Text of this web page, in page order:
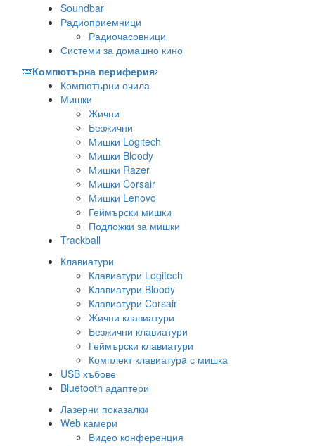
Soundbar
Радиоприемници
Радиочасовници
Системи за домашно кино
Компютърна периферия
Компютърни очила
Мишки
Жични
Безжични
Мишки Logitech
Мишки Bloody
Мишки Razer
Мишки Corsair
Мишки Lenovo
Геймърски мишки
Подложки за мишки
Trackball
Клавиатури
Клавиатури Logitech
Клавиатури Bloody
Клавиатури Corsair
Жични клавиатури
Безжични клавиатури
Геймърски клавиатури
Комплект клавиатурa с мишка
USB хъбове
Bluetooth адаптери
Лазерни показалки
Web камери
Видео конференция